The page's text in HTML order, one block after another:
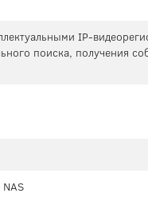
IP-
поиска, получения